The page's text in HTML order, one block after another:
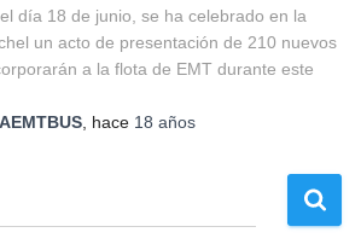
día 18 de junio, se ha celebrado en la
un acto de presentación de 210 nuevos
a la flota de EMT durante este
, hace 18 años